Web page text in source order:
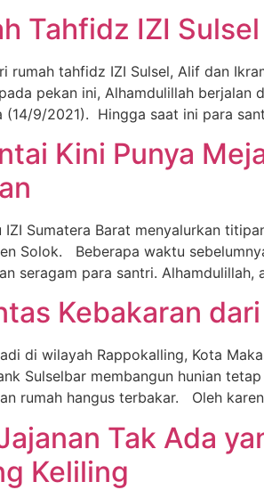
Tahfidz IZI
rumah tahfidz IZI Sulsel, Alif dan
pekan ini, Alhamdulillah
(14/9/2021). Hingga saat ini para
Kini Punya
IZI Sumatera Barat menyalurkan
Solok. Beberapa waktu
seragam para santri. Alhamdulillah,
Kebakaran
di wilayah Rappokalling, Kota
Sulselbar membangun hunian
rumah hangus terbakar. Oleh
Tak Ada
Keliling